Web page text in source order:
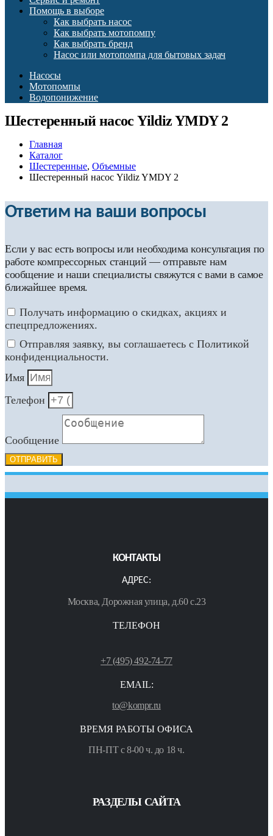
Помощь в выборе
Как выбрать насос
Как выбрать мотопомпу
Как выбрать бренд
Насос или мотопомпа для бытовых задач
Насосы
Мотопомпы
Водопонижение
Шестеренный насос Yildiz YMDY 2
Главная
Каталог
Шестеренные, Объемные
Шестеренный насос Yildiz YMDY 2
Ответим на ваши вопросы
Если у вас есть вопросы или необходима консультация по
работе компрессорных станций — отправьте нам
сообщение и наши специалисты свяжутся с вами в самое
ближайшее время.
Получать информацию о скидках, акциях и
спецпредложениях.
Отправляя заявку, вы соглашаетесь с Политикой
конфиденциальности.
Имя
Телефон
Сообщение
ОТПРАВИТЬ
КОНТАКТЫ
АДРЕС:
Москва, Дорожная улица, д.60 с.23
ТЕЛЕФОН
+7 (495) 492-74-77
EMAIL:
to@kompr.ru
ВРЕМЯ РАБОТЫ ОФИСА
ПН-ПТ с 8-00 ч. до 18 ч.
РАЗДЕЛЫ САЙТА